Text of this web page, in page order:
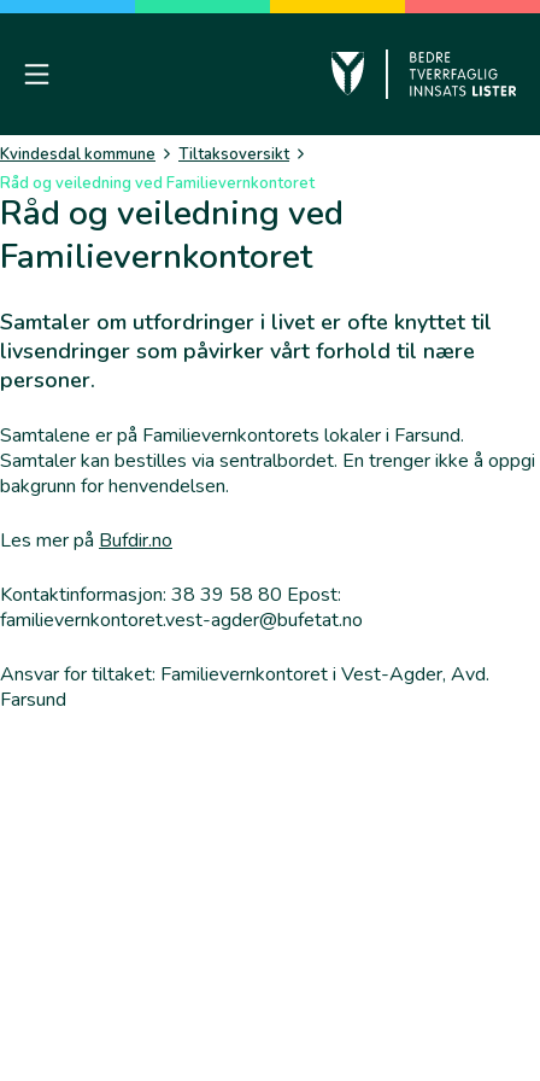
Skip
contentMobile Menu
Kvindesdal kommune
Tiltaksoversikt
Råd og veiledning ved Familievernkontoret
Råd og veiledning ved
Familievernkontoret
Samtaler om utfordringer i livet er ofte knyttet til
livsendringer som påvirker vårt forhold til nære
personer.
Samtalene er på Familievernkontorets lokaler i Farsund.
Samtaler kan bestilles via sentralbordet. En trenger ikke å oppgi
bakgrunn for henvendelsen.
Les mer på Bufdir.no
Kontaktinformasjon: 38 39 58 80 Epost:
familievernkontoret.vest-agder@bufetat.no
Ansvar for tiltaket: Familievernkontoret i Vest-Agder, Avd.
Farsund